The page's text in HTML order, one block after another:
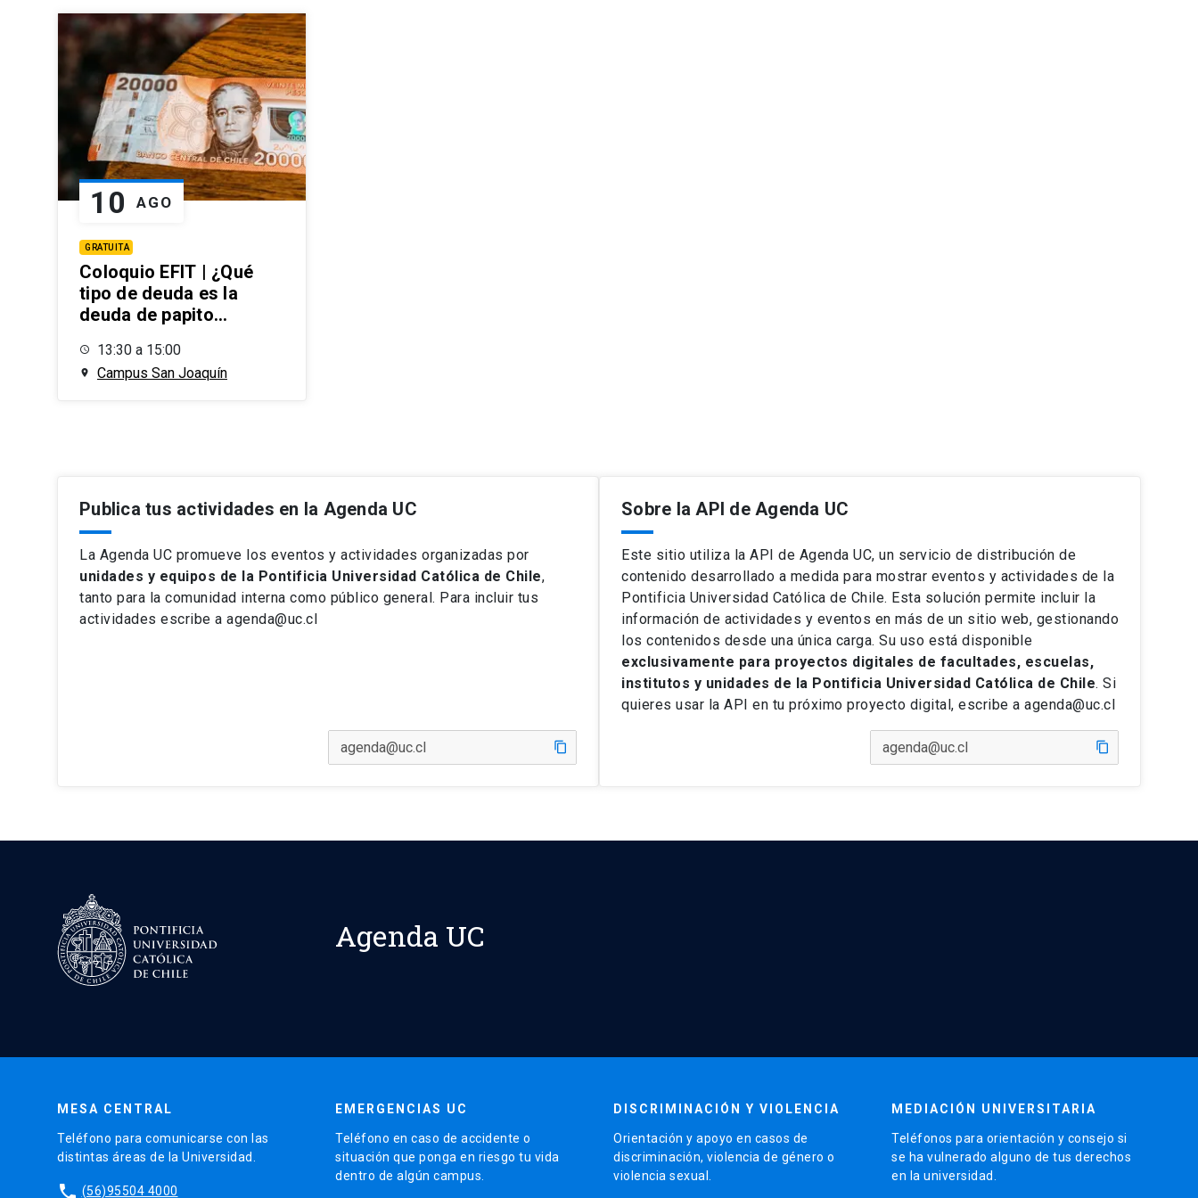
10 AGO
GRATUITA
Coloquio EFIT | ¿Qué
tipo de deuda es la
deuda de papito
13:30 a 15:00
Campus San Joaquín
Publica tus actividades en la Agenda UC
La Agenda UC promueve los eventos y actividades organizadas por
unidades y equipos de la Pontificia Universidad Católica de Chile,
tanto para la comunidad interna como público general. Para incluir tus
actividades escribe a agenda@uc.cl
content_copy
Sobre la API de Agenda UC
Este sitio utiliza la API de Agenda UC, un servicio de distribución de
contenido desarrollado a medida para mostrar eventos y actividades de la
Pontificia Universidad Católica de Chile. Esta solución permite incluir la
información de actividades y eventos en más de un sitio web, gestionando
los contenidos desde una única carga. Su uso está disponible
exclusivamente para proyectos digitales de facultades, escuelas,
institutos y unidades de la Pontificia Universidad Católica de Chile. Si
quieres usar la API en tu próximo proyecto digital, escribe a agenda@uc.cl
content_copy
Agenda UC
MESA CENTRAL
Teléfono para comunicarse con las
distintas áreas de la Universidad.
phone (56)95504 4000
EMERGENCIAS UC
Teléfono en caso de accidente o
situación que ponga en riesgo tu vida
dentro de algún campus.
DISCRIMINACIÓN Y VIOLENCIA
Orientación y apoyo en casos de
discriminación, violencia de género o
violencia sexual.
MEDIACIÓN UNIVERSITARIA
Teléfonos para orientación y consejo si
se ha vulnerado alguno de tus derechos
en la universidad.